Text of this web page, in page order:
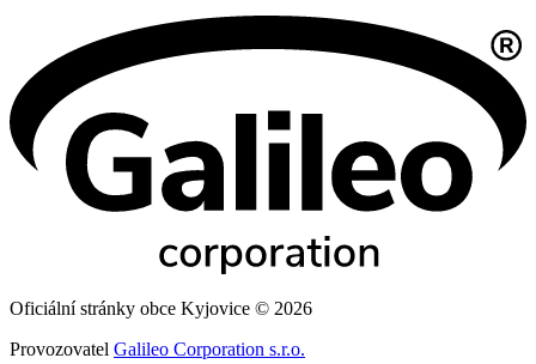
Oficiální stránky obce Kyjovice © 2026
Provozovatel Galileo Corporation s.r.o.